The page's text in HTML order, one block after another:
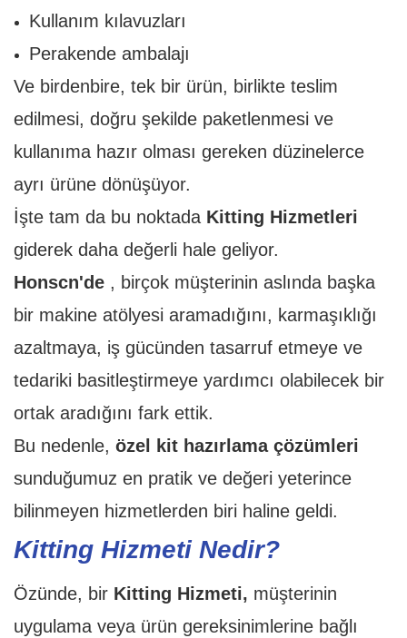
Kullanım kılavuzları
Perakende ambalajı
Ve birdenbire, tek bir ürün, birlikte teslim
edilmesi, doğru şekilde paketlenmesi ve
kullanıma hazır olması gereken düzinelerce
ayrı ürüne dönüşüyor.
İşte tam da bu noktada Kitting Hizmetleri
giderek daha değerli hale geliyor.
Honscn'de , birçok müşterinin aslında başka
bir makine atölyesi aramadığını, karmaşıklığı
azaltmaya, iş gücünden tasarruf etmeye ve
tedariki basitleştirmeye yardımcı olabilecek bir
ortak aradığını fark ettik.
Bu nedenle, özel kit hazırlama çözümleri
sunduğumuz en pratik ve değeri yeterince
bilinmeyen hizmetlerden biri haline geldi.
Kitting Hizmeti Nedir?
Özünde, bir Kitting Hizmeti, müşterinin
uygulama veya ürün gereksinimlerine bağlı